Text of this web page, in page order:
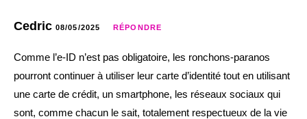
Cedric 08/05/2025 RÉPONDRE
Comme l’e-ID n’est pas obligatoire, les ronchons-paranos
pourront continuer à utiliser leur carte d’identité tout en utilisant
une carte de crédit, un smartphone, les réseaux sociaux qui
sont, comme chacun le sait, totalement respectueux de la vie